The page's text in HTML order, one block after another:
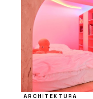
ARCHITEKTURA